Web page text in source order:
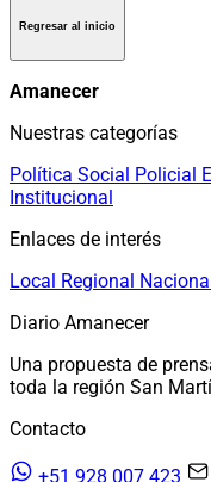
Regresar al inicio
Amanecer
Nuestras categorías
Política Social Policial
Institucional
Enlaces de interés
Local Regional
Diario Amanecer
Una propuesta de
toda la región San
Contacto
+51 928 007 423